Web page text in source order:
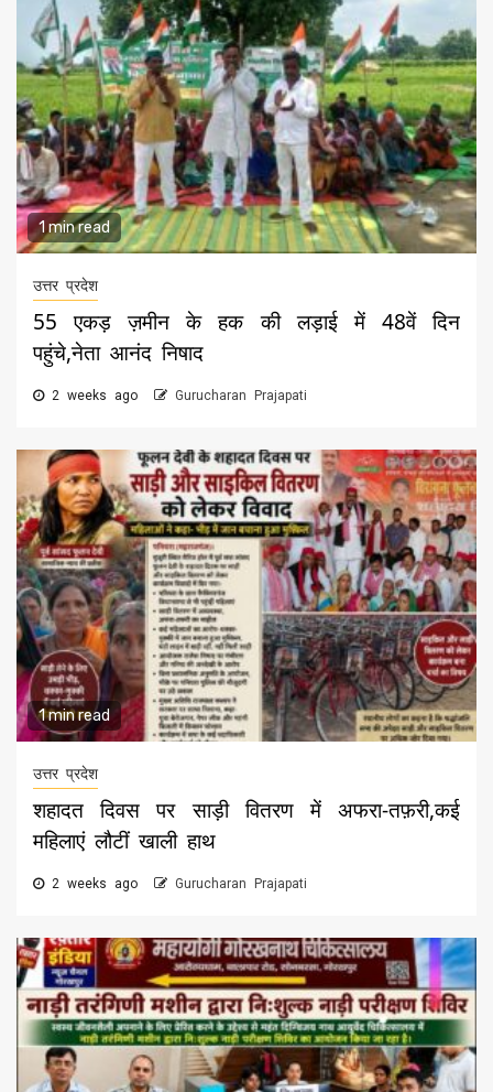
1 min read
उत्तर प्रदेश
55 एकड़ ज़मीन के हक की लड़ाई में 48वें दिन
पहुंचे,नेता आनंद निषाद
2 weeks ago Gurucharan Prajapati
1 min read
उत्तर प्रदेश
शहादत दिवस पर साड़ी वितरण में अफरा-तफ़री,कई
महिलाएं लौटीं खाली हाथ
2 weeks ago Gurucharan Prajapati